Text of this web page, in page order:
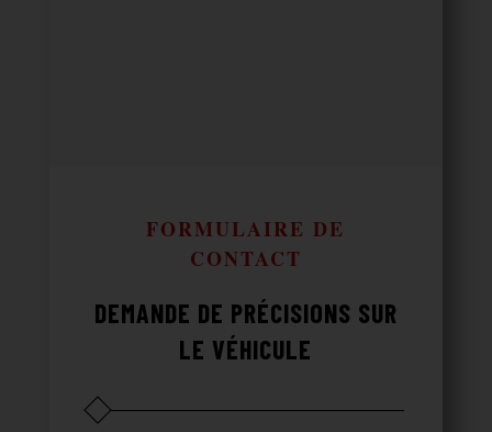
FORMULAIRE DE
CONTACT
DEMANDE DE PRÉCISIONS SUR
LE VÉHICULE